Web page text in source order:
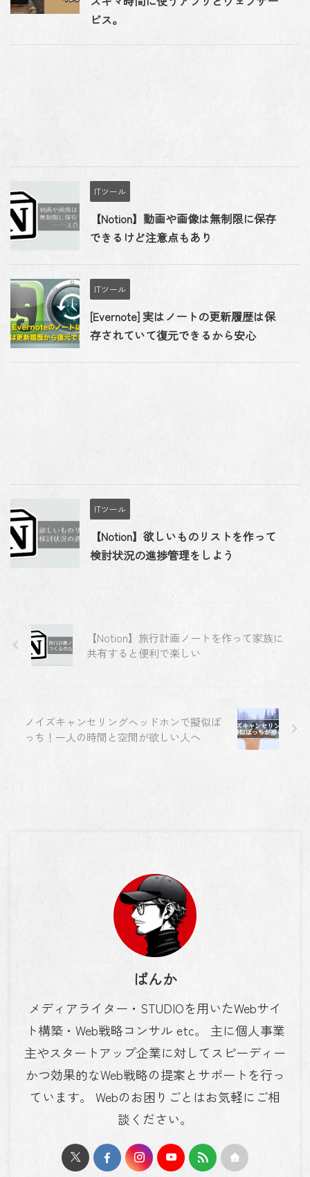
ビス。
ITツール
【Notion】動画や画像は無制限に保存
できるけど注意点もあり
ITツール
[Evernote] 実はノートの更新履歴は保
存されていて復元できるから安心
ITツール
【Notion】欲しいものリストを作って
検討状況の進捗管理をしよう
【Notion】旅行計画ノートを作って家族に
共有すると便利で楽しい
ノイズキャンセリングヘッドホンで擬似ぼ
っち！一人の時間と空間が欲しい人へ
ばんか
メディアライター・STUDIOを用いたWebサイ
ト構築・Web戦略コンサル etc。 主に個人事業
主やスタートアップ企業に対してスピーディー
かつ効果的なWeb戦略の提案とサポートを行っ
ています。 Webのお困りごとはお気軽にご相
談ください。